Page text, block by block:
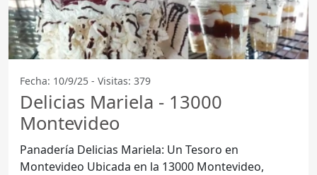
Fecha: 10/9/25 - Visitas: 379
Delicias Mariela - 13000
Montevideo
Panadería Delicias Mariela: Un Tesoro en
Montevideo Ubicada en la 13000 Montevideo,